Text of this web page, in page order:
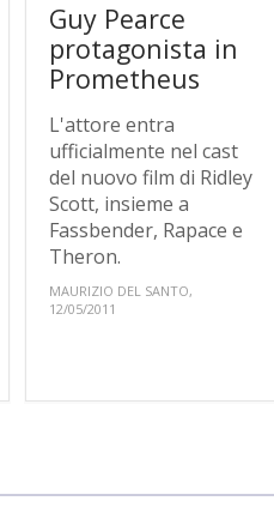
Guy Pearce
protagonista in
Prometheus
L'attore entra
ufficialmente nel cast
del nuovo film di Ridley
Scott, insieme a
Fassbender, Rapace e
Theron.
MAURIZIO DEL SANTO,
12/05/2011